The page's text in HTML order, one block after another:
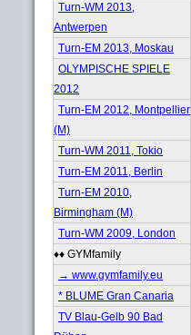
Turn-WM 2013,
Antwerpen
Turn-EM 2013, Moskau
OLYMPISCHE SPIELE
2012
Turn-EM 2012, Montpellier
(M)
Turn-WM 2011, Tokio
Turn-EM 2011, Berlin
Turn-EM 2010,
Birmingham (M)
Turn-WM 2009, London
♦♦ GYMfamily
→ www.gymfamily.eu
* BLUME Gran Canaria
TV Blau-Gelb 90 Bad